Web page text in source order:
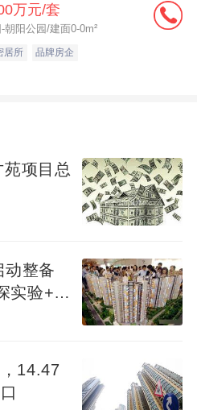
万元/套
朝阳公园/建面0-0m²
居所 品牌房企
项目总
动整备
实验+商
14.47